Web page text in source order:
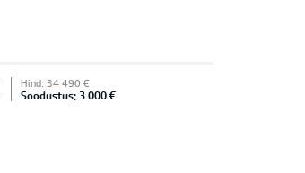
Hind: 34 490 €
Soodustus: 3 000 €